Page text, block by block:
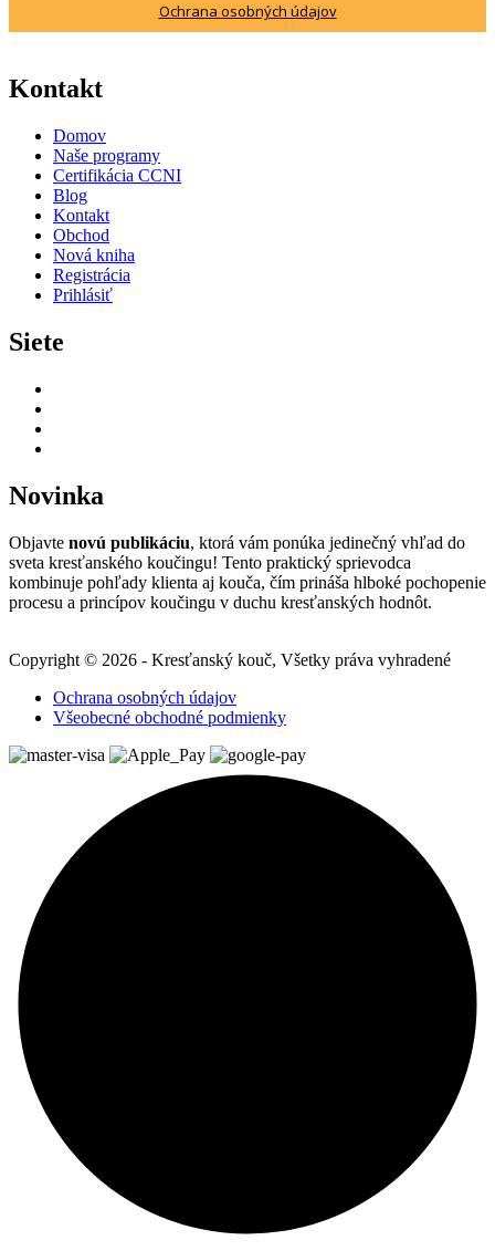
Ochrana osobných údajov
Kontakt
Domov
Naše programy
Certifikácia CCNI
Blog
Kontakt
Obchod
Nová kniha
Registrácia
Prihlásiť
Siete
Novinka
Objavte novú publikáciu, ktorá vám ponúka jedinečný vhľad do
sveta kresťanského koučingu! Tento praktický sprievodca
kombinuje pohľady klienta aj kouča, čím prináša hlboké pochopenie
procesu a princípov koučingu v duchu kresťanských hodnôt.
Copyright © 2026 - Kresťanský kouč, Všetky práva vyhradené
Ochrana osobných údajov
Všeobecné obchodné podmienky